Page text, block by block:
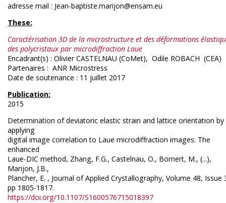
adresse mail : Jean-baptiste.marijon@ensam.eu
These:
Caractérisation 3D de la microstructure et des déformations
des polycristaux par microdiffraction Laue
Encadrant(s) : Olivier CASTELNAU (CoMet), Odile ROBACH (CEA)
Partenaires : ANR Microstress
Date de soutenance : 11 juillet 2017
Publication:
2015
Determination of deviatoric elastic strain and lattice orientation by
applying
digital image correlation to Laue microdiffraction images: The
enhanced
Laue-DIC method, Zhang, F.G., Castelnau, O., Bornert, M., (...),
Marijon, J.B.,
Plancher, E. , Journal of Applied Crystallography, Volume 48, Issue
pp 1805-1817.
https://doi.org/10.1107/S1600576715018397